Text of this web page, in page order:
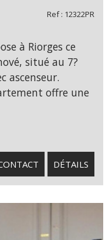
Ref : 12322PR
à Riorges ce
situé au 7?
ascenseur.
offre une
DÉTAILS